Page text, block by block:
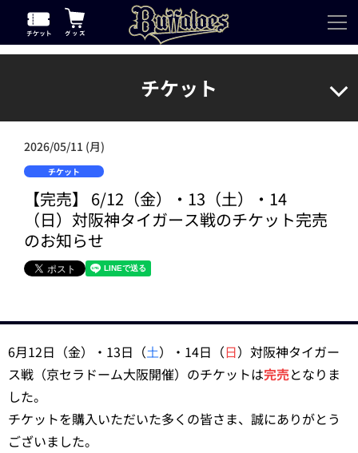
チケット
2026/05/11 (月)
チケット
【完売】 6/12（金）・13（土）・14
（日）対阪神タイガース戦のチケット完売
のお知らせ
6月12日（金）・13日（土）・14日（日）対阪神タイガー
ス戦（京セラドーム大阪開催）のチケットは完売となりま
した。
チケットを購入いただいた多くの皆さま、誠にありがとう
ございました。